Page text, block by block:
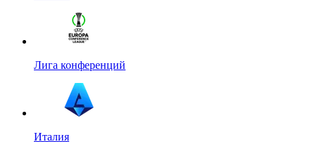
Лига конференций
Италия